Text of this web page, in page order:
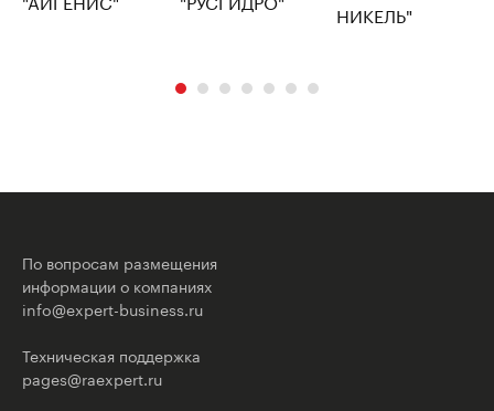
По вопросам размещения
информации о компаниях
info@expert-business.ru
Техническая поддержка
pages@raexpert.ru